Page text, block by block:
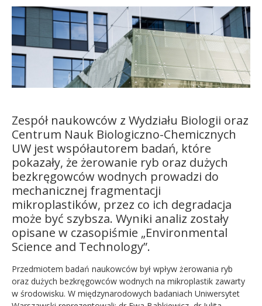
Kandydat
Absolwent
Zespół naukowców z Wydziału Biologii oraz
Centrum Nauk Biologiczno-Chemicznych
UW jest współautorem badań, które
pokazały, że żerowanie ryb oraz dużych
bezkręgowców wodnych prowadzi do
mechanicznej fragmentacji
mikroplastików, przez co ich degradacja
może być szybsza. Wyniki analiz zostały
opisane w czasopiśmie „Environmental
Science and Technology”.
Przedmiotem badań naukowców był wpływ żerowania ryb
oraz dużych bezkręgowców wodnych na mikroplastik zawarty
w środowisku. W międzynarodowych badaniach Uniwersytet